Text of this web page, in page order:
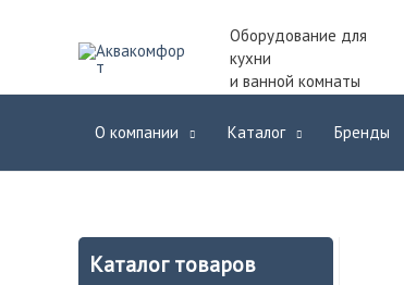
Оборудование для
кухни
и ванной комнаты
О компании Каталог Бренды
Каталог товаров